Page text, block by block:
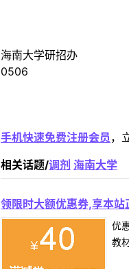
海南大学研招办
0506
手机快速免费注册会员 ，
相关话题/调剂 海南大学
领限时大额优惠券,享本站
优
教